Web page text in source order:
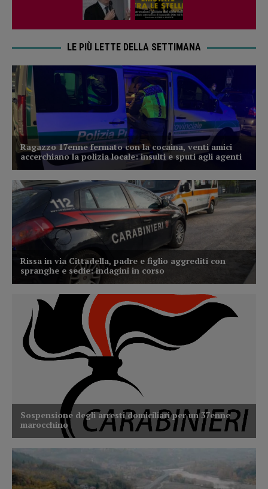
LE PIÙ LETTE DELLA SETTIMANA